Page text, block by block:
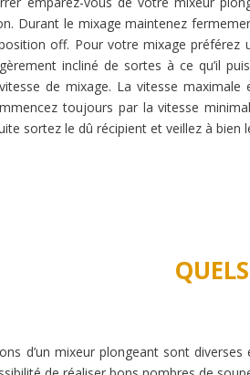
Durant le mixage maintenez
off. Pour votre mixage
incliné de sortes à ce qu’il
de mixage. La vitesse
toujours par la vitesse
sortez le dû récipient et veillez à bien
d’un mixeur plongeant sont